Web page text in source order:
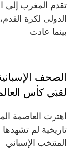
تقدم المغرب إلى
الدولي لكرة
بينما عادت
الصحف
لقبَي كأس
اهتزت العاصمة
المنتخب الإسباني